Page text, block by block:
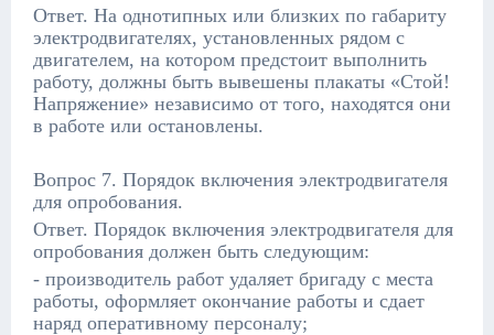
Ответ. На однотипных или близких по габариту
электродвигателях, установленных рядом с
двигателем, на котором предстоит выполнить
работу, должны быть вывешены плакаты «Стой!
Напряжение» независимо от того, находятся они
в работе или остановлены.
Вопрос 7. Порядок включения электродвигателя
для опробования.
Ответ. Порядок включения электродвигателя для
опробования должен быть следующим:
- производитель работ удаляет бригаду с места
работы, оформляет окончание работы и сдает
наряд оперативному персоналу;